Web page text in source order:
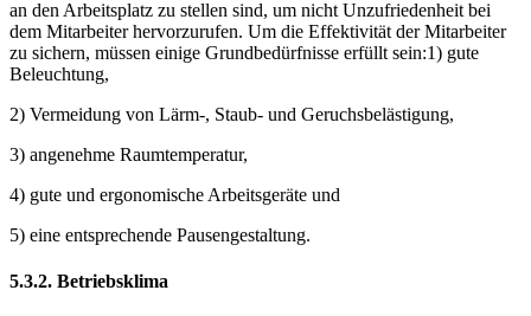
an den Arbeitsplatz zu stellen sind, um nicht Unzufriedenheit bei
dem Mitarbeiter hervorzurufen. Um die Effektivität der Mitarbeiter
zu sichern, müssen einige Grundbedürfnisse erfüllt sein:1) gute
Beleuchtung,
2) Vermeidung von Lärm-, Staub- und Geruchsbelästigung,
3) angenehme Raumtemperatur,
4) gute und ergonomische Arbeitsgeräte und
5) eine entsprechende Pausengestaltung.
5.3.2. Betriebsklima